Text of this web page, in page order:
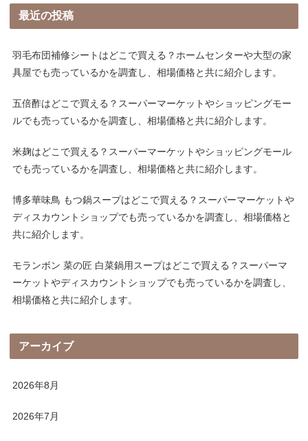
最近の投稿
羽毛布団補修シートはどこで買える？ホームセンターや大型の家
具屋でも売っているかを調査し、相場価格と共に紹介します。
五倍酢はどこで買える？スーパーマーケットやショッピングモー
ルでも売っているかを調査し、相場価格と共に紹介します。
米麹はどこで買える？スーパーマーケットやショッピングモール
でも売っているかを調査し、相場価格と共に紹介します。
博多華味鳥 もつ鍋スープはどこで買える？スーパーマーケットや
ディスカウントショップでも売っているかを調査し、相場価格と
共に紹介します。
モランボン 菜の匠 白菜鍋用スープはどこで買える？スーパーマ
ーケットやディスカウントショップでも売っているかを調査し、
相場価格と共に紹介します。
アーカイブ
2026年8月
2026年7月